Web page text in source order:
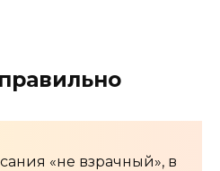
«не взрачный», в